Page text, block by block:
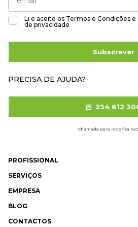
PROFISSIONAL
SERVIÇOS
EMPRESA
BLOG
CONTACTOS
Li e aceito os Termos e Condições e
de privacidade
Subscrever
PRECISA DE AJUDA?
234 612
Chamada para rede fixa